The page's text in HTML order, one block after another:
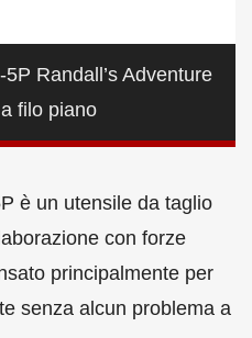
Randall’s Adventure
filo piano
è un utensile da taglio
con forze
principalmente per
senza alcun problema a